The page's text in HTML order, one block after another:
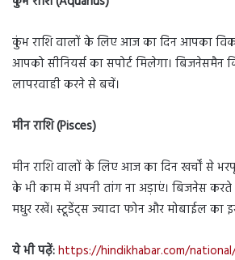
कुंभ राशि वालों के लिए आज का दिन आपका
आपको सीनियर्स का सपोर्ट मिलेगा। बिजनेसमैन
लापरवाही करने से बचें।
मीन राशि (Pisces)
मीन राशि वालों के लिए आज का दिन खर्चों से
के भी काम में अपनी तांग ना अड़ाएं। बिजनेस
मधुर रखें। स्टूडेंट्स ज्यादा फोन और मोबाईल का
ये भी पढ़ें:https://hindikhabar.com/